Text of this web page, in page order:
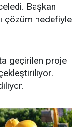
Başkan
çözüm hedefiyle
geçirilen proje